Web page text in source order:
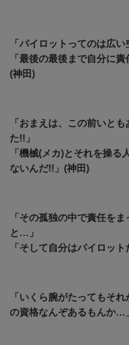
「パイロットってのは広
「最後の最後まで自分に
(神田)
「おまえは、この前いと
た!!」
「機械(メカ)とそれを操る
ないんだ!!」(神田)
「その孤独の中で責任を
と…」
「そして自分はパイロッ
「いくら腕がたってもそ
の資格なんぞあるもんか…